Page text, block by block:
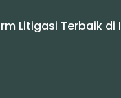
Litigasi Terbaik